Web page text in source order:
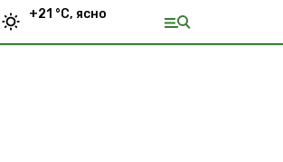
+21 °С, ясно